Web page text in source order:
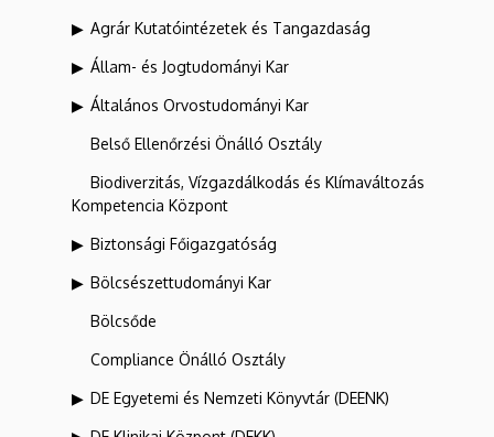
Agrár Kutatóintézetek és Tangazdaság
Állam- és Jogtudományi Kar
Általános Orvostudományi Kar
Belső Ellenőrzési Önálló Osztály
Biodiverzitás, Vízgazdálkodás és Klímaváltozás
Kompetencia Központ
Biztonsági Főigazgatóság
Bölcsészettudományi Kar
Bölcsőde
Compliance Önálló Osztály
DE Egyetemi és Nemzeti Könyvtár (DEENK)